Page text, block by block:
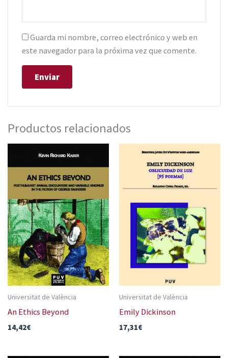
Guarda mi nombre, correo electrónico y web en
este navegador para la próxima vez que comente.
Productos relacionados
Universitat de València
An Ethics Beyond
14,42€
Universitat de València
Emily Dickinson
17,31€